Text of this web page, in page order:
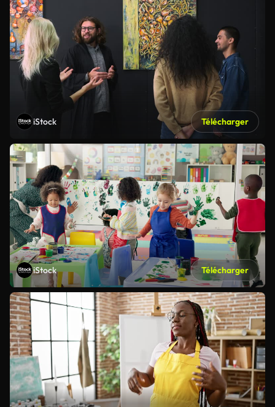
iStock Télécharger
iStock Télécharger